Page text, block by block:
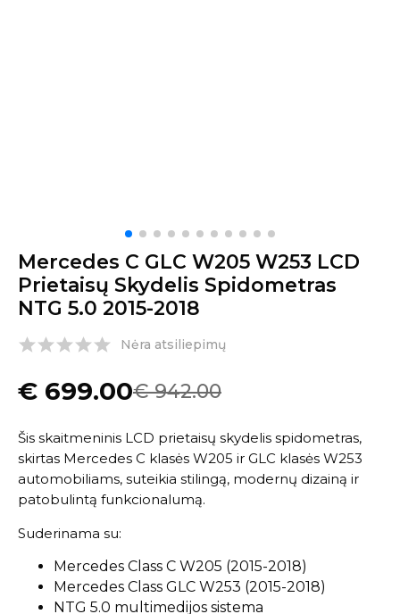
Mercedes C GLC W205 W253 LCD
Prietaisų Skydelis Spidometras
NTG 5.0 2015-2018
Nėra atsiliepimų
€942.00
€ 699.00
Šis skaitmeninis LCD prietaisų skydelis spidometras,
skirtas Mercedes C klasės W205 ir GLC klasės W253
automobiliams, suteikia stilingą, modernų dizainą ir
patobulintą funkcionalumą.
Suderinama su:
Mercedes Class C W205 (2015-2018)
Mercedes Class GLC W253 (2015-2018)
NTG 5.0 multimedijos sistema